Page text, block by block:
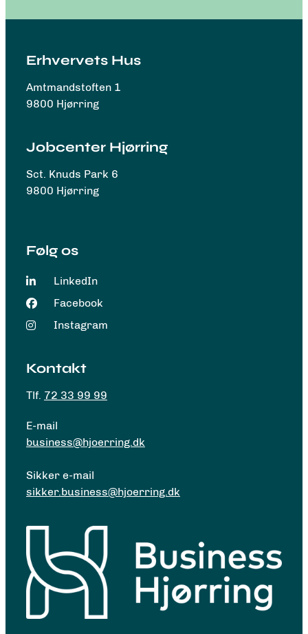
Erhvervets Hus
Amtmandstoften 1
9800 Hjørring
Jobcenter Hjørring
Sct. Knuds Park 6
9800 Hjørring
Følg os
LinkedIn
Facebook
Instagram
Kontakt
Tlf. 72 33 99 99
E-mail
business@hjoerring.dk
Sikker e-mail
sikker.business@hjoerring.dk